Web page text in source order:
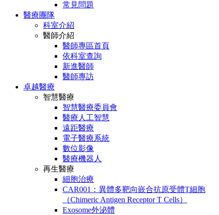
常見問題
醫療團隊
科室介紹
醫師介紹
醫師專區首頁
依科室查詢
新進醫師
醫師專訪
卓越醫療
智慧醫療
智慧醫療委員會
醫療人工智慧
遠距醫療
電子醫療系統
數位影像
醫療機器人
再生醫療
細胞治療
CAR001：異體多靶向嵌合抗原受體T細胞
（Chimeric Antigen Receptor T Cells）
Exosome外泌體